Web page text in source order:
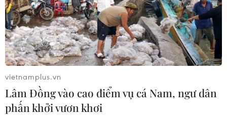
vietnamplus.vn
Lâm Đồng vào cao điểm vụ cá Nam, ngư dân
phấn khởi vươn khơi